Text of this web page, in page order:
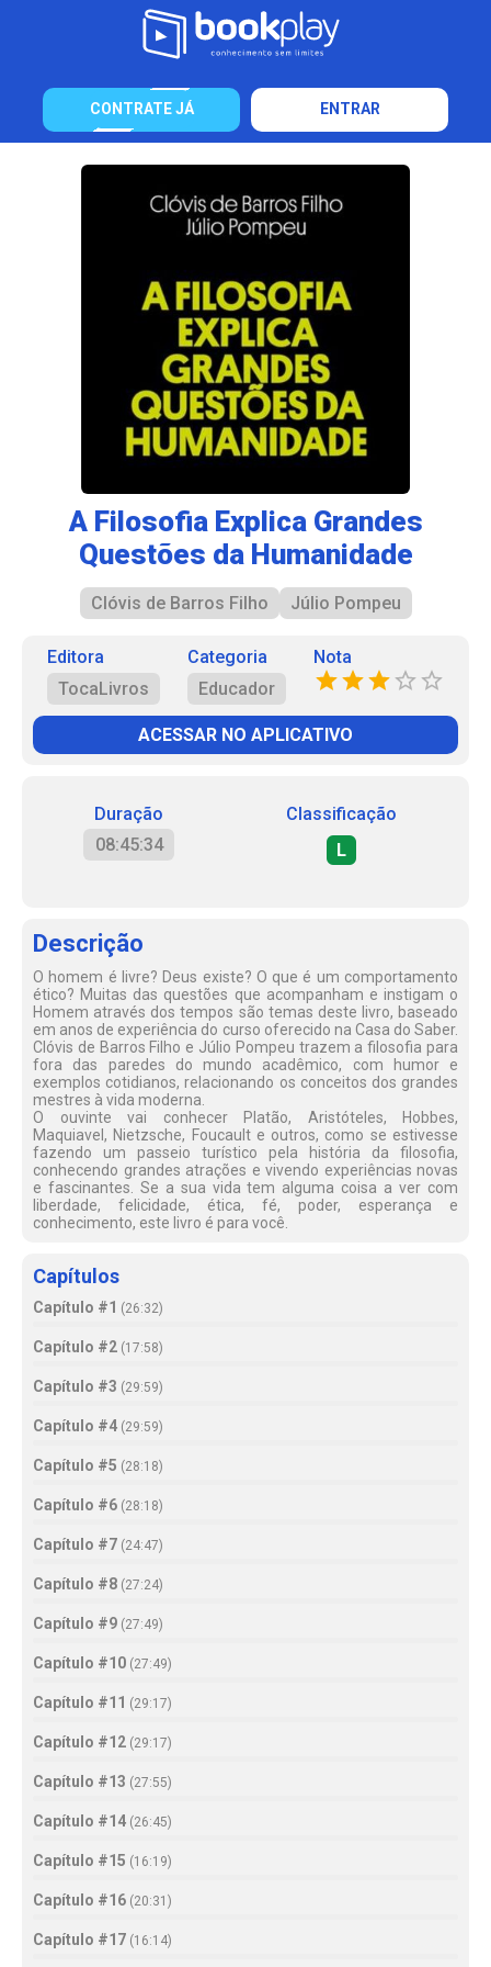
CONTRATE JÁ ENTRAR
A Filosofia Explica Grandes
Questões da Humanidade
Clóvis de Barros Filho Júlio Pompeu
Editora
TocaLivros
Categoria
Educador
Nota
ACESSAR NO APLICATIVO
Duração
08:45:34
Classificação
L
Descrição
O homem é livre? Deus existe? O que é um comportamento
ético? Muitas das questões que acompanham e instigam o
Homem através dos tempos são temas deste livro, baseado
em anos de experiência do curso oferecido na Casa do Saber.
Clóvis de Barros Filho e Júlio Pompeu trazem a filosofia para
fora das paredes do mundo acadêmico, com humor e
exemplos cotidianos, relacionando os conceitos dos grandes
mestres à vida moderna.
O ouvinte vai conhecer Platão, Aristóteles, Hobbes,
Maquiavel, Nietzsche, Foucault e outros, como se estivesse
fazendo um passeio turístico pela história da filosofia,
conhecendo grandes atrações e vivendo experiências novas
e fascinantes. Se a sua vida tem alguma coisa a ver com
liberdade, felicidade, ética, fé, poder, esperança e
conhecimento, este livro é para você.
Capítulos
Capítulo #1 (26:32)
Capítulo #2 (17:58)
Capítulo #3 (29:59)
Capítulo #4 (29:59)
Capítulo #5 (28:18)
Capítulo #6 (28:18)
Capítulo #7 (24:47)
Capítulo #8 (27:24)
Capítulo #9 (27:49)
Capítulo #10 (27:49)
Capítulo #11 (29:17)
Capítulo #12 (29:17)
Capítulo #13 (27:55)
Capítulo #14 (26:45)
Capítulo #15 (16:19)
Capítulo #16 (20:31 )
Capítulo #17 (16:14)